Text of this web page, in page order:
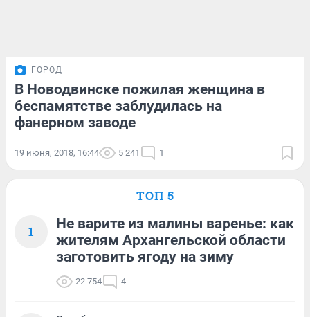
ГОРОД
В Новодвинске пожилая женщина в
беспамятстве заблудилась на
фанерном заводе
19 июня, 2018, 16:44 5 241 1
ТОП 5
1
Не варите из малины варенье: как
жителям Архангельской области
заготовить ягоду на зиму
22 754 4